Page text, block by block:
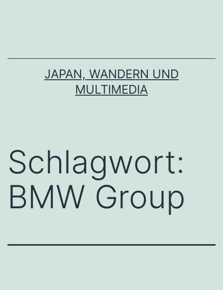
JAPAN, WANDERN UND
MULTIMEDIA
Schlagwort:
BMW Group